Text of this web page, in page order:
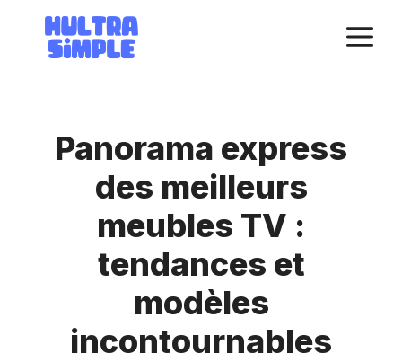
contenu
Panorama express
des meilleurs
meubles TV :
tendances et
modèles
incontournables